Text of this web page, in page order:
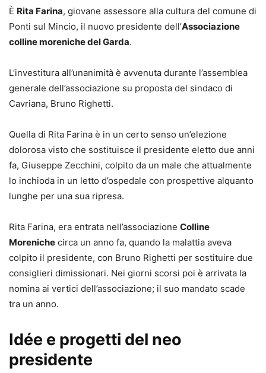
È Rita Farina, giovane assessore alla cultura del comune di
Ponti sul Mincio, il nuovo presidente dell’Associazione
colline moreniche del Garda.
L’investitura all’unanimità è avvenuta durante l’assemblea
generale dell’associazione su proposta del sindaco di
Cavriana, Bruno Righetti.
Quella di Rita Farina è in un certo senso un’elezione
dolorosa visto che sostituisce il presidente eletto due anni
fa, Giuseppe Zecchini, colpito da un male che attualmente
lo inchioda in un letto d’ospedale con prospettive alquanto
lunghe per una sua ripresa.
Rita Farina, era entrata nell’associazione Colline
Moreniche circa un anno fa, quando la malattia aveva
colpito il presidente, con Bruno Righetti per sostituire due
consiglieri dimissionari. Nei giorni scorsi poi è arrivata la
nomina ai vertici dell’associazione; il suo mandato scade
tra un anno.
Idée e progetti del neo
presidente